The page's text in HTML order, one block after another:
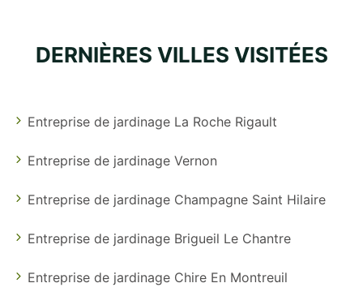
DERNIÈRES VILLES VISITÉES
Entreprise de jardinage La Roche Rigault
Entreprise de jardinage Vernon
Entreprise de jardinage Champagne Saint Hilaire
Entreprise de jardinage Brigueil Le Chantre
Entreprise de jardinage Chire En Montreuil